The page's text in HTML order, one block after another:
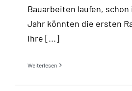
Bauarbeiten laufen,
Jahr könnten die ersten
ihre [...]
Weiterlesen